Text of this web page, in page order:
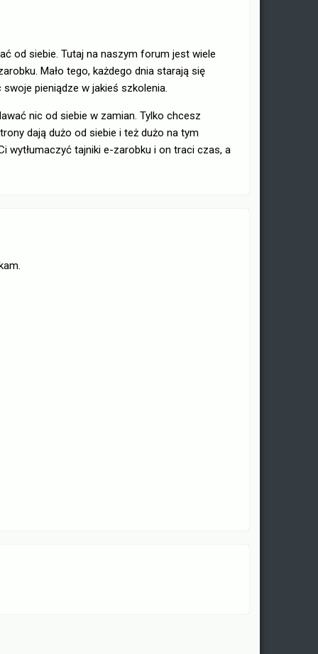
od siebie. Tutaj na naszym forum jest wiele
Mało tego, każdego dnia starają się
pieniądze w jakieś szkolenia.
nic od siebie w zamian. Tylko chcesz
dają dużo od siebie i też dużo na tym
wytłumaczyć tajniki e-zarobku i on traci czas, a